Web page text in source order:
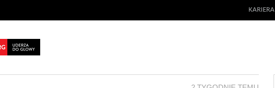
KARIERA